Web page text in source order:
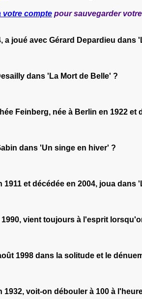
votre compte pour sauvegarder
a joué avec Gérard Depardieu dans
dans 'La Mort de Belle' ?
Feinberg, née à Berlin en 1922 et
dans 'Un singe en hiver' ?
1911 et décédée en 2004, joua
1990, vient toujours à l'esprit
1998 dans la solitude et le
1932, voit-on débouler à 100 à